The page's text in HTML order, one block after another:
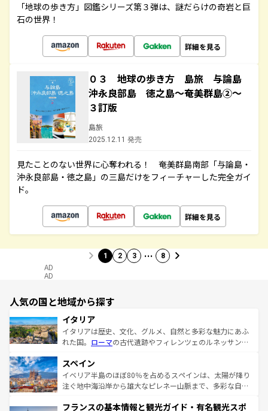
「地球の歩き方」図鑑シリーズ第３弾は、謎だらけの奇岩と巨
石の世界！
詳細を見る
０３ 地球の歩き方 島旅 与論島
沖永良部島 徳之島～奄美群島②～
３訂版
島旅
2025.12.11 発売
見たことのない世界に心奪われる！ 奄美群島南部「与論島・
沖永良部島・徳之島」の三島だけをフィーチャーした完全ガイ
ド。
詳細を見る
1 2 3 … 8
AD
AD
人気の国と地域から探す
イタリア
イタリアは歴史、文化、グルメ、自然と多彩な魅力にあふ
れた国。 ローマの古代遺跡やフィレンツェのルネッサンス
ろん、トスカーナの美しい田園風景やアマルフィ海岸の絶
景など、自然景観も見逃せない。観光の合間には、本場の
ピザやパスタなど、絶品のイタリア料理を堪能することも
ませてくれるイタリアで、忘れられない旅をしてみよう！
スペイン
イベリア半島のほぼ80％を占めるスペインは、太陽が降り
注ぐ地中海沿岸から雄大なピレネー山脈まで、多彩な自然
文化が根付くこの国では、情熱的なフラメンコ、熱気あふ
フランスの基本情報と観光ガイド・有名観光スポ